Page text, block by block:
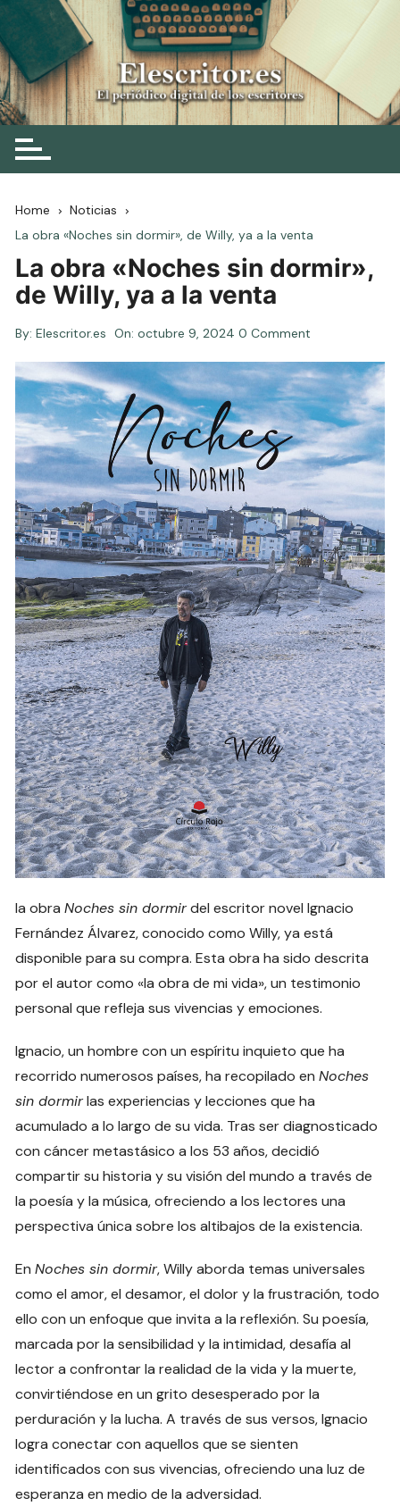
Skip
to
content
Elescritor.es
El periódico digital de los escritores
Home
Noticias
La obra «Noches sin dormir», de Willy, ya a la venta
La obra «Noches sin dormir»,
de Willy, ya a la venta
By: Elescritor.es On:octubre 9, 2024 0 Comment
la obraNoches sin dormirdel escritor novel Ignacio
Fernández Álvarez, conocido como Willy, ya está
disponible para su compra. Esta obra ha sido descrita
por el autor como «la obra de mi vida», un testimonio
personal que refleja sus vivencias y emociones.
Ignacio, un hombre con un espíritu inquieto que ha
recorrido numerosos países, ha recopilado enNoches
sin dormirlas experiencias y lecciones que ha
acumulado a lo largo de su vida. Tras ser diagnosticado
con cáncer metastásico a los 53 años, decidió
compartir su historia y su visión del mundo a través de
la poesía y la música, ofreciendo a los lectores una
perspectiva única sobre los altibajos de la existencia.
EnNoches sin dormir, Willy aborda temas universales
como el amor, el desamor, el dolor y la frustración, todo
ello con un enfoque que invita a la reflexión. Su poesía,
marcada por la sensibilidad y la intimidad, desafía al
lector a confrontar la realidad de la vida y la muerte,
convirtiéndose en un grito desesperado por la
perduración y la lucha. A través de sus versos, Ignacio
logra conectar con aquellos que se sienten
identificados con sus vivencias, ofreciendo una luz de
esperanza en medio de la adversidad.